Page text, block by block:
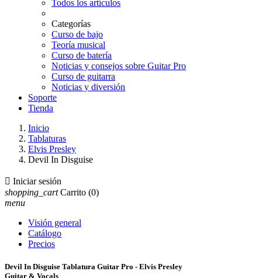
Todos los artículos
Categorías
Curso de bajo
Teoría musical
Curso de batería
Noticias y consejos sobre Guitar Pro
Curso de guitarra
Noticias y diversión
Soporte
Tienda
Inicio
Tablaturas
Elvis Presley
Devil In Disguise
 Iniciar sesión
shopping_cart Carrito (0)
menu
Visión general
Catálogo
Precios
Devil In Disguise Tablatura Guitar Pro - Elvis Presley
Guitar & Vocals